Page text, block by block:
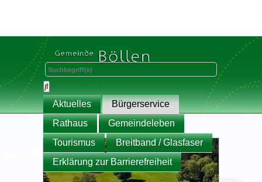
Aktuelles
Bürgerservice
Rathaus
Gemeindeleben
Tourismus
Breitband / Glasfaser
Erklärung zur Barrierefreiheit